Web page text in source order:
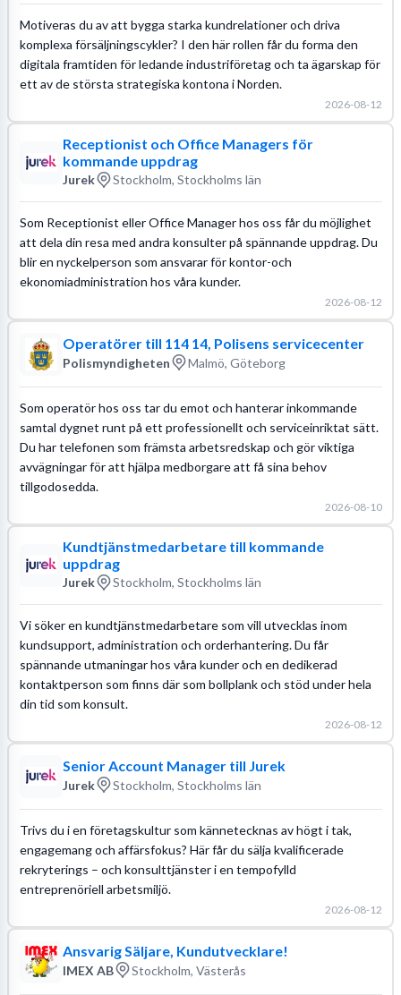
Motiveras du av att bygga starka kundrelationer och driva
komplexa försäljningscykler? I den här rollen får du forma den
digitala framtiden för ledande industriföretag och ta ägarskap för
ett av de största strategiska kontona i Norden.
2026-08-12
Receptionist och Office Managers för
kommande uppdrag
Jurek Stockholm, Stockholms län
Som Receptionist eller Office Manager hos oss får du möjlighet
att dela din resa med andra konsulter på spännande uppdrag. Du
blir en nyckelperson som ansvarar för kontor-och
ekonomiadministration hos våra kunder.
2026-08-12
Operatörer till 114 14, Polisens servicecenter
Polismyndigheten Malmö, Göteborg
Som operatör hos oss tar du emot och hanterar inkommande
samtal dygnet runt på ett professionellt och serviceinriktat sätt.
Du har telefonen som främsta arbetsredskap och gör viktiga
avvägningar för att hjälpa medborgare att få sina behov
tillgodosedda.
2026-08-10
Kundtjänstmedarbetare till kommande
uppdrag
Jurek Stockholm, Stockholms län
Vi söker en kundtjänstmedarbetare som vill utvecklas inom
kundsupport, administration och orderhantering. Du får
spännande utmaningar hos våra kunder och en dedikerad
kontaktperson som finns där som bollplank och stöd under hela
din tid som konsult.
2026-08-12
Senior Account Manager till Jurek
Jurek Stockholm, Stockholms län
Trivs du i en företagskultur som kännetecknas av högt i tak,
engagemang och affärsfokus? Här får du sälja kvalificerade
rekryterings – och konsulttjänster i en tempofylld
entreprenöriell arbetsmiljö.
2026-08-12
Ansvarig Säljare, Kundutvecklare!
IMEX AB Stockholm, Västerås